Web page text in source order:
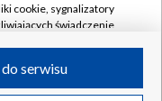
w likwidacji
cookie, sygnalizatory
świadczenie
serwisu